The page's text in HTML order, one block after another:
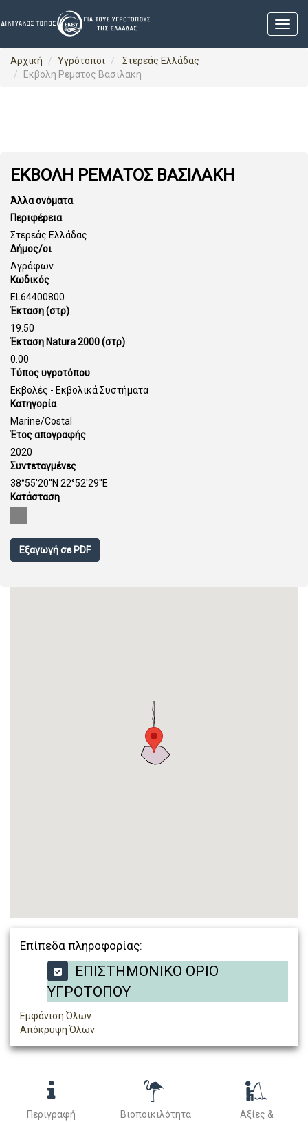
Αρχική Υγρότοποι
Στερεάς Ελλάδας
Εκβολη Ρεματος Βασιλακη
ΕΚΒΟΛΗ ΡΕΜΑΤΟΣ ΒΑΣΙΛΑΚΗ
Άλλα ονόματα
Περιφέρεια
Στερεάς Ελλάδας
Δήμος/οι
Αγράφων
Κωδικός
EL64400800
Έκταση (στρ)
19.50
Έκταση Natura 2000 (στρ)
0.00
Τύπος υγροτόπου
Εκβολές - Εκβολικά Συστήματα
Κατηγορία
Marine/Costal
Έτος απογραφής
2020
Συντεταγμένες
38°55'20''N 22°52'29''E
Κατάσταση
Εξαγωγή σε PDF
Επίπεδα πληροφορίας:
ΕΠΙΣΤΗΜΟΝΙΚΟ ΟΡΙΟ
ΥΓΡΟΤΟΠΟΥ
Εμφάνιση Όλων
Απόκρυψη Όλων
Περιγραφή Βιοποικιλότητα
Αξίες &